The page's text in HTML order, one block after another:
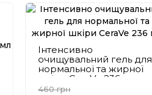
Інтенсивно
очищувальний гель для
нормальної та жирної
шкіри CeraVe 236 мл
460 грн